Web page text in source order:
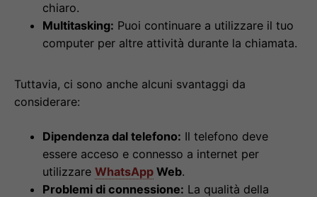
chiaro.
Multitasking: Puoi continuare a utilizzare il tuo
computer per altre attività durante la chiamata.
Tuttavia, ci sono anche alcuni svantaggi da
considerare:
Dipendenza dal telefono: Il telefono deve
essere acceso e connesso a internet per
utilizzare WhatsApp Web.
Problemi di connessione: La qualità della